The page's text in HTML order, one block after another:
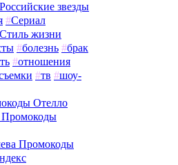
Российские звезды
#Сериал
Стиль жизни
#болезнь #брак
#отношения
#тв #шоу-
Отелло
Промокоды
Промокоды